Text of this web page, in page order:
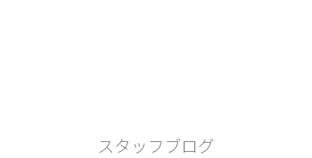
スタッフブログ